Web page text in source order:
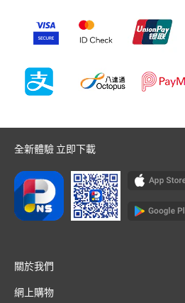
全新體驗 立即下載
關於我們
網上購物